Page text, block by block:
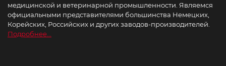
медицинской и ветеринарной промышленности. Являемся
официальными представителями большинства Немецких,
Корейских, Российских и других заводов-производителей.
Подробнее...